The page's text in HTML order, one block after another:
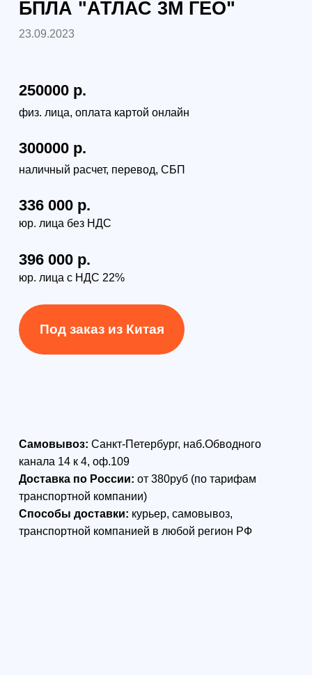
юр. лица с НДС 22%
Самовывоз:Санкт-Петербург, наб.Обводного
канала 14 к 4, оф.109
Способы доставки:
транспортной компанией в любой регион РФ
аэрофотосъемки и применяется для
топосъемки и картографирования
местности, создания
ортофотопланов, 3D-моделей и при
проведении геодезических работ.
Легкая и очень прочная разборная
рама выполнена из